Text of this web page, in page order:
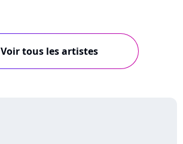
Voir tous les artistes